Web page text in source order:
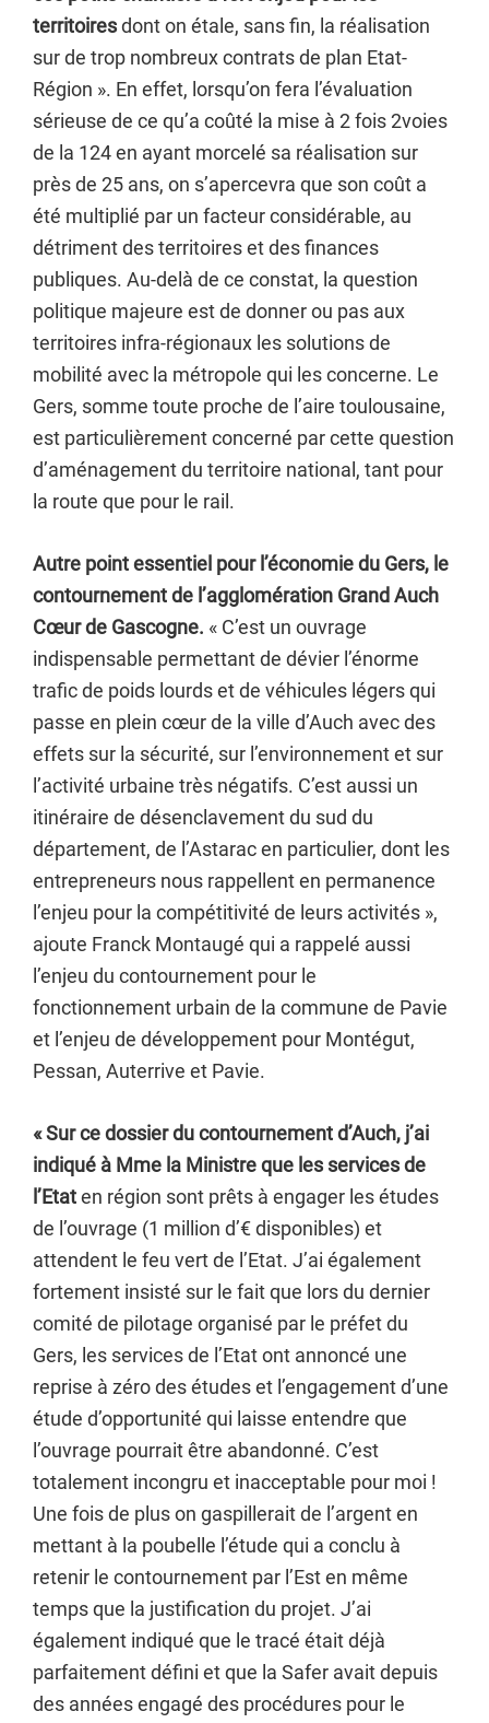
territoiresdont on étale, sans fin, la réalisation
sur de trop nombreux contrats de plan Etat-
Région ». En effet, lorsqu’on fera l’évaluation
sérieuse de ce qu’a coûté la mise à 2 fois 2voies
de la 124 en ayant morcelé sa réalisation sur
près de 25 ans, on s’apercevra que son coût a
été multiplié par un facteur considérable, au
détriment des territoires et des finances
publiques. Au-delà de ce constat, la question
politique majeure est de donner ou pas aux
territoires infra-régionaux les solutions de
mobilité avec la métropole qui les concerne. Le
Gers, somme toute proche de l’aire toulousaine,
est particulièrement concerné par cette question
d’aménagement du territoire national, tant pour
la route que pour le rail.
Autre point essentiel pour l’économie du Gers, le
contournement de l’agglomération Grand Auch
Cœur de Gascogne. « C’est un ouvrage
indispensable permettant de dévier l’énorme
trafic de poids lourds et de véhicules légers qui
passe en plein cœur de la ville d’Auch avec des
effets sur la sécurité, sur l’environnement et sur
l’activité urbaine très négatifs. C’est aussi un
itinéraire de désenclavement du sud du
département, de l’Astarac en particulier, dont les
entrepreneurs nous rappellent en permanence
l’enjeu pour la compétitivité de leurs activités »,
ajoute Franck Montaugé qui a rappelé aussi
l’enjeu du contournement pour le
fonctionnement urbain de la commune de Pavie
et l’enjeu de développement pour Montégut,
Pessan, Auterrive et Pavie.
« Sur ce dossier du contournement d’Auch, j’ai
indiqué à Mme la Ministre que les services de
l’Etaten région sont prêts à engager les études
de l’ouvrage (1 million d’€ disponibles) et
attendent le feu vert de l’Etat. J’ai également
fortement insisté sur le fait que lors du dernier
comité de pilotage organisé par le préfet du
Gers, les services de l’Etat ont annoncé une
reprise à zéro des études et l’engagement d’une
étude d’opportunité qui laisse entendre que
l’ouvrage pourrait être abandonné. C’est
totalement incongru et inacceptable pour moi !
Une fois de plus on gaspillerait de l’argent en
mettant à la poubelle l’étude qui a conclu à
retenir le contournement par l’Est en même
temps que la justification du projet. J’ai
également indiqué que le tracé était déjà
parfaitement défini et que la Safer avait depuis
des années engagé des procédures pour le